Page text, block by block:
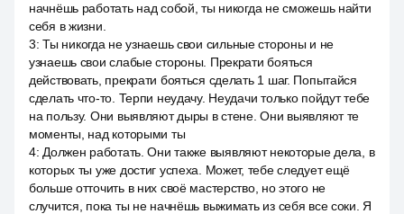
начнёшь работать над собой, ты никогда не сможешь найти
себя в жизни.
3:Ты никогда не узнаешь свои сильные стороны и не
узнаешь свои слабые стороны. Прекрати бояться
действовать, прекрати бояться сделать 1 шаг. Попытайся
сделать что-то. Терпи неудачу. Неудачи только пойдут тебе
на пользу. Они выявляют дыры в стене. Они выявляют те
моменты, над которыми ты
4: Должен работать. Они также выявляют некоторые дела, в
которых ты уже достиг успеха. Может, тебе следует ещё
больше отточить в них своё мастерство, но этого не
случится, пока ты не начнёшь выжимать из себя все соки. Я